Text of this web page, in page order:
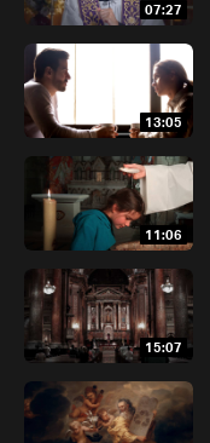
07:27
13:05
11:06
15:07